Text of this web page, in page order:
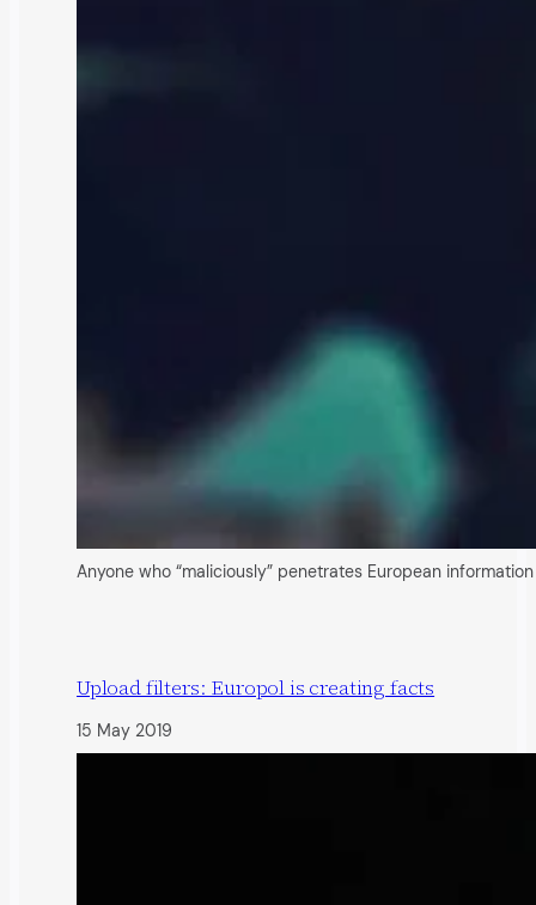
Anyone who “maliciously” penetrates European
Upload filters: Europol is creating facts
15 May 2019